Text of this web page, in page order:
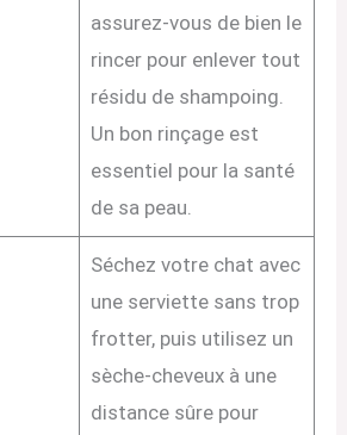
assurez-vous de bien le
rincer pour enlever tout
résidu de shampoing.
Un bon rinçage est
essentiel pour la santé
de sa peau.
Séchez votre chat avec
une serviette sans trop
frotter, puis utilisez un
sèche-cheveux à une
distance sûre pour